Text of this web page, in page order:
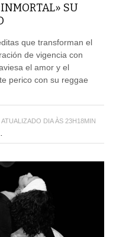
SU
que transforman el
de vigencia con
el amor y el
perico con su reggae
DIA ÀS 23H18MIN